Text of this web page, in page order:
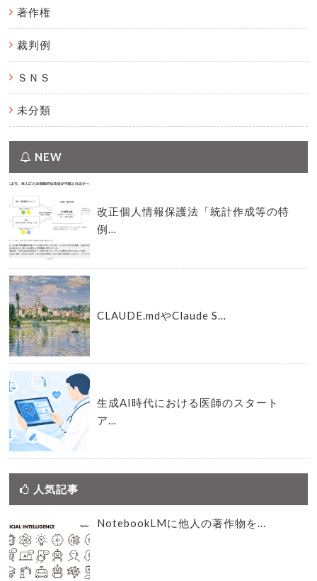
著作権
裁判例
ＳＮＳ
未分類
NEW
改正個人情報保護法「統計作成等の特
例…
CLAUDE.mdやClaude S…
生成AI時代における医師のスタート
ア…
人気記事
NotebookLMに他人の著作物を...